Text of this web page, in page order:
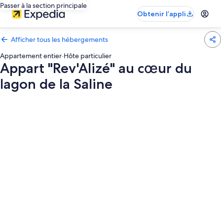
Passer à la section principale
Obtenir l’appli
Afficher tous les hébergements
Appartement entier·Hôte particulier
Appart "Rev'Alizé" au cœur du
lagon de la Saline